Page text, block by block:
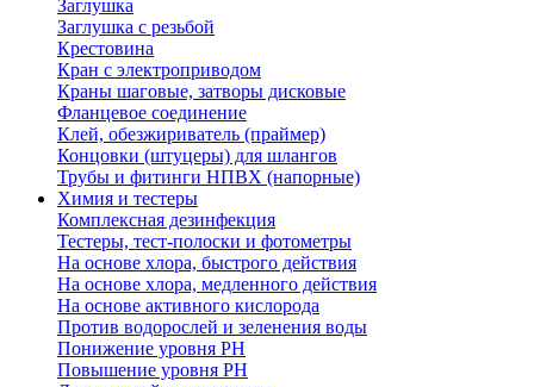
Заглушка
Заглушка с резьбой
Крестовина
Кран с электроприводом
Краны шаговые, затворы дисковые
Фланцевое соединение
Клей, обезжириватель (праймер)
Концовки (штуцеры) для шлангов
Трубы и фитинги НПВХ (напорные)
Химия и тестеры
Комплексная дезинфекция
Тестеры, тест-полоски и фотометры
На основе хлора, быстрого действия
На основе хлора, медленного действия
На основе активного кислорода
Против водорослей и зеленения воды
Понижение уровня РН
Повышение уровня РН